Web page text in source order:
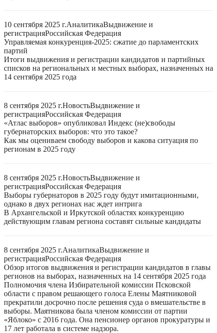
10 сентября 2025 г.АналитикаВыдвижение и
регистрацияРоссийская Федерация
Управляемая конкуренция-2025: сжатие до парламентских
партий
Итоги выдвижения и регистрации кандидатов и партийных
списков на региональных и местных выборах, назначенных на
14 сентября 2025 года
8 сентября 2025 г.НовостьВыдвижение и
регистрацияРоссийская Федерация
«Атлас выборов» опубликовал Индекс (не)свободы
губернаторских выборов: что это такое?
Как мы оцениваем свободу выборов и какова ситуация по
регионам в 2025 году
8 сентября 2025 г.НовостьВыдвижение и
регистрацияРоссийская Федерация
Выборы губернаторов в 2025 году будут имитационными,
однако в двух регионах нас ждет интрига
В Архангельской и Иркутской областях конкуренцию
действующим главам региона составят сильные кандидаты
8 сентября 2025 г.АналитикаВыдвижение и
регистрацияРоссийская Федерация
Обзор итогов выдвижения и регистрации кандидатов в главы
регионов на выборах, назначенных на 14 сентября 2025 года
Полномочия члена Избирательной комиссии Псковской
области с правом решающего голоса Елены Маятниковой
прекратили досрочно после решения суда о вмешательстве в
выборы. Маятникова была членом комиссии от партии
«Яблоко» с 2016 года. Она пенсионер органов прокуратуры и
17 лет работала в системе надзора.